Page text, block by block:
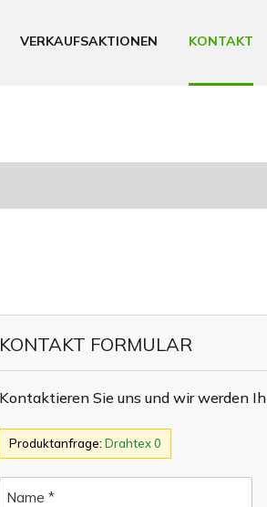
VERKAUFSAKTIONEN KONTAKT
KONTAKT FORMULAR
Kontaktieren Sie uns und wir werden
Produktanfrage: Drahtex 0
Name *